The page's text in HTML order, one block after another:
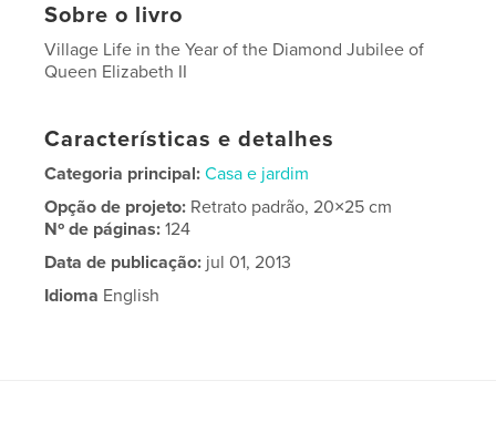
Sobre o livro
Village Life in the Year of the Diamond Jubilee of
Queen Elizabeth II
Características e detalhes
Categoria principal: Casa e jardim
Opção de projeto: Retrato padrão, 20×25 cm
Nº de páginas:124
Data de publicação: jul 01, 2013
Idioma English